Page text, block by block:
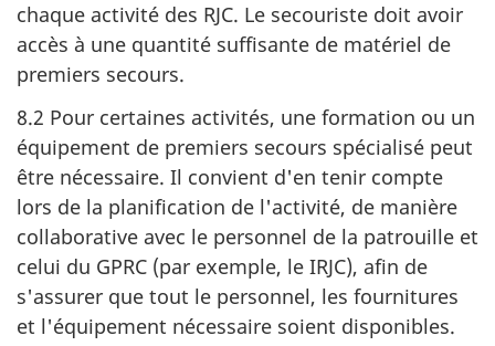
chaque activité des RJC. Le secouriste doit avoir
accès à une quantité suffisante de matériel de
premiers secours.
8.2 Pour certaines activités, une formation ou un
équipement de premiers secours spécialisé peut
être nécessaire. Il convient d'en tenir compte
lors de la planification de l'activité, de manière
collaborative avec le personnel de la patrouille et
celui du GPRC (par exemple, le IRJC), afin de
s'assurer que tout le personnel, les fournitures
et l'équipement nécessaire soient disponibles.